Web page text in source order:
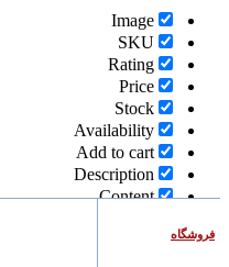
فروشگاه
Image
SKU
Rating
Price
Stock
Availability
Add to cart
Description
Content